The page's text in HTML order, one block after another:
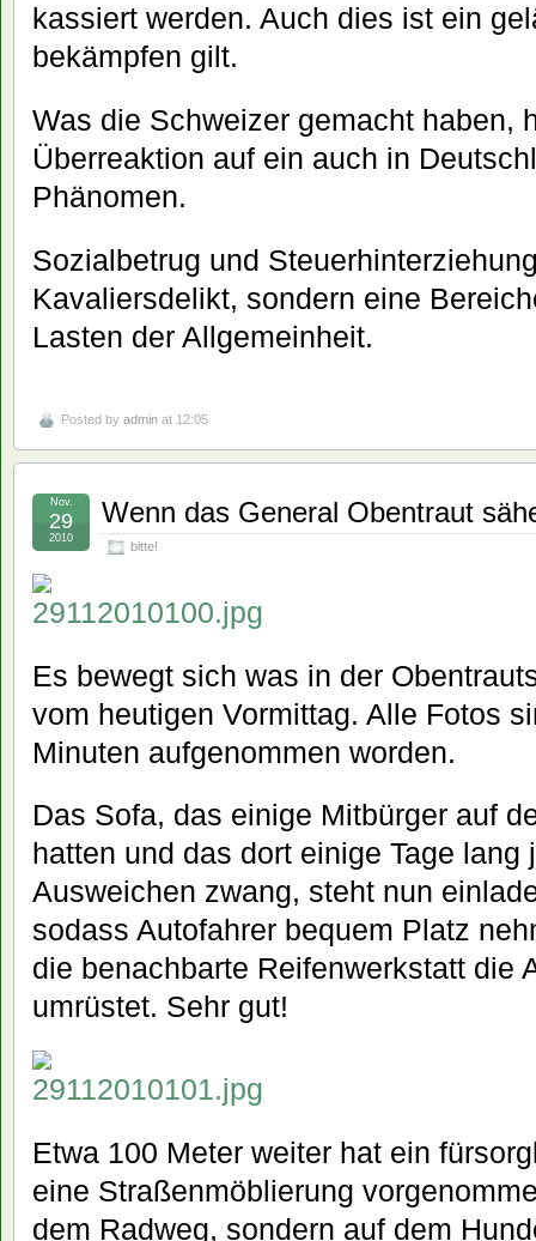
kassiert werden. Auch dies ist ein
bekämpfen gilt.
Was die Schweizer gemacht haben,
Überreaktion auf ein auch in
Phänomen.
Sozialbetrug und
Kavaliersdelikt, sondern eine
Lasten der Allgemeinheit.
Posted by admin at 12:05
Wenn das General Obentraut
bitte!
Nov.
29
2010
Es bewegt sich was in der
vom heutigen Vormittag. Alle Fotos
Minuten aufgenommen worden.
Das Sofa, das einige Mitbürger auf
hatten und das dort einige Tage lang
Ausweichen zwang, steht nun
sodass Autofahrer bequem Platz
die benachbarte Reifenwerkstatt die
umrüstet. Sehr gut!
Etwa 100 Meter weiter hat ein
eine Straßenmöblierung
dem Radweg, sondern auf dem